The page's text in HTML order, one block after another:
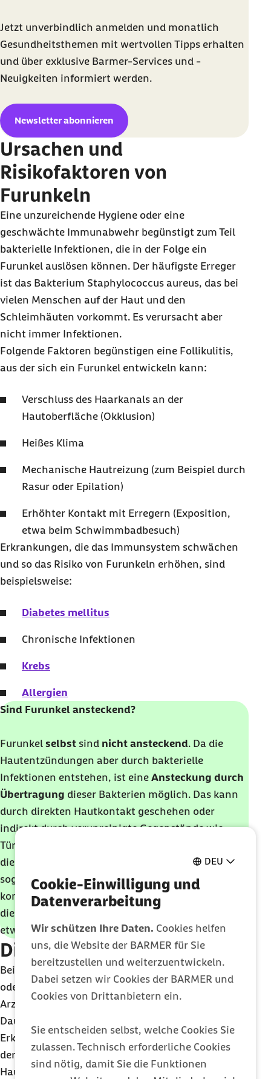
DEU
Cookie-Einwilligung und
Datenverarbeitung
Wir schützen Ihre Daten. Cookies helfen
uns, die Website der BARMER für Sie
bereitzustellen und weiterzuentwickeln.
Dabei setzen wir Cookies der BARMER und
Cookies von Drittanbietern ein.
Sie entscheiden selbst, welche Cookies Sie
zulassen. Technisch erforderliche Cookies
sind nötig, damit Sie die Funktionen
Jetzt unverbindlich anmelden und monatlich
Gesundheitsthemen mit wertvollen Tipps erhalten
und über exklusive Barmer-Services und -
Neuigkeiten informiert werden.
Newsletter abonnieren
Ursachen und
Risikofaktoren von
Furunkeln
Eine unzureichende Hygiene oder eine
geschwächte Immunabwehr begünstigt zum Teil
bakterielle Infektionen, die in der Folge ein
Furunkel auslösen können. Der häufigste Erreger
ist das Bakterium Staphylococcus aureus, das bei
vielen Menschen auf der Haut und den
Schleimhäuten vorkommt. Es verursacht aber
nicht immer Infektionen.
Folgende Faktoren begünstigen eine Follikulitis,
aus der sich ein Furunkel entwickeln kann:
Verschluss des Haarkanals an der
Hautoberfläche (Okklusion)
Heißes Klima
Mechanische Hautreizung (zum Beispiel durch
Rasur oder Epilation)
Erhöhter Kontakt mit Erregern (Exposition,
etwa beim Schwimmbadbesuch)
Erkrankungen, die das Immunsystem schwächen
und so das Risiko von Furunkeln erhöhen, sind
beispielsweise:
Diabetes mellitus
Chronische Infektionen
Krebs
Allergien
Sind Furunkel ansteckend?
Furunkel selbst sind nicht ansteckend. Da die
Hautentzündungen aber durch bakterielle
Infektionen entstehen, ist eine Ansteckung durch
Übertragung dieser Bakterien möglich. Das kann
durch direkten Hautkontakt geschehen oder
indirekt durch verunreinigte Gegenstände wie
Türklinken oder Verbandsmaterial, an denen sich
die Bakterien abgesetzt haben – einer
sogenannten Schmierinfektion. Bei intakter Haut
kommt es nicht unbedingt zu einer Infektion, da
die Bakterien in den Körper gelangen müssen,
etwa über kleine Wunden.
Diagnose von Furunkeln
Bei dem Verdacht auf Furunkel erfragt die Ärztin
oder der Arzt zunächst im Rahmen des
Arztgesprächs (Anamnese) die Symptome, ihre
Dauer und eventuell zusammenhängende
Erkrankungen wie Diabetes. Die Medizinerin oder
der Mediziner untersucht dann die betroffenen
Hautregionen klinisch durch Betrachten und